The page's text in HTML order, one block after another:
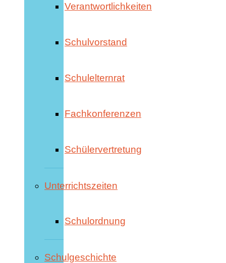
Verantwortlichkeiten
Schulvorstand
Schulelternrat
Fachkonferenzen
Schülervertretung
Unterrichtszeiten
Schulordnung
Schulgeschichte